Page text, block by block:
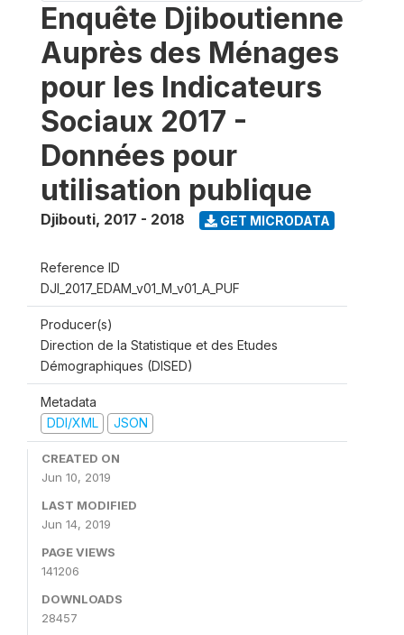
Enquête Djiboutienne
Auprès des Ménages
pour les Indicateurs
Sociaux 2017 -
Données pour
utilisation publique
Djibouti, 2017 - 2018 GET MICRODATA
Reference ID
DJI_2017_EDAM_v01_M_v01_A_PUF
Producer(s)
Direction de la Statistique et des Etudes
Démographiques (DISED)
Metadata
DDI/XML
JSON
CREATED ON
Jun 10, 2019
LAST MODIFIED
Jun 14, 2019
PAGE VIEWS
141206
DOWNLOADS
28457